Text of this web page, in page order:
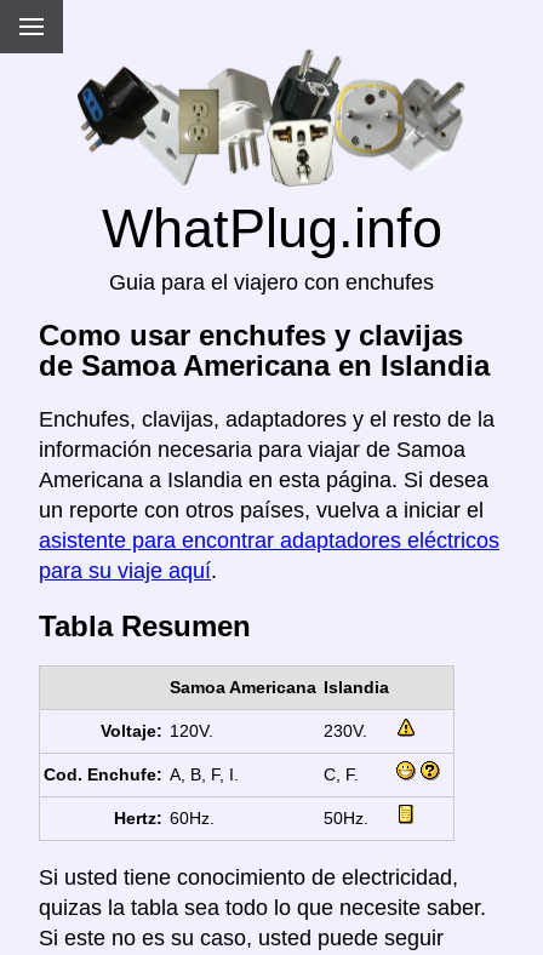
WhatPlug.info
Guia para el viajero con enchufes
Como usar enchufes y clavijas
de Samoa Americana en Islandia
Enchufes, clavijas, adaptadores y el resto de la
información necesaria para viajar de Samoa
Americana a Islandia en esta página. Si desea
un reporte con otros países, vuelva a iniciar el
asistente para encontrar adaptadores eléctricos
para su viaje aquí.
Tabla Resumen
Samoa Americana Islandia
Voltaje: 120V. 230V.
Cod. Enchufe: A, B, F, I. C, F.
Hertz: 60Hz. 50Hz.
Si usted tiene conocimiento de electricidad,
quizas la tabla sea todo lo que necesite saber.
Si este no es su caso, usted puede seguir